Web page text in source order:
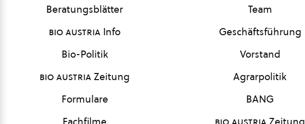
Beratungsblätter
bio austria Info
Bio-Politik
bio austriaZeitung
Formulare
Team
Geschäftsführung
Vorstand
Agrarpolitik
BANG